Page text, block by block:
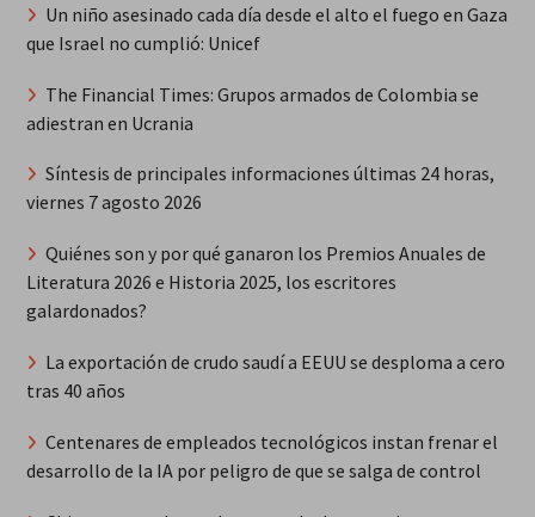
Un niño asesinado cada día desde el alto el fuego en Gaza
que Israel no cumplió: Unicef
The Financial Times: Grupos armados de Colombia se
adiestran en Ucrania
Síntesis de principales informaciones últimas 24 horas,
viernes 7 agosto 2026
Quiénes son y por qué ganaron los Premios Anuales de
Literatura 2026 e Historia 2025, los escritores
galardonados?
La exportación de crudo saudí a EEUU se desploma a cero
tras 40 años
Centenares de empleados tecnológicos instan frenar el
desarrollo de la IA por peligro de que se salga de control